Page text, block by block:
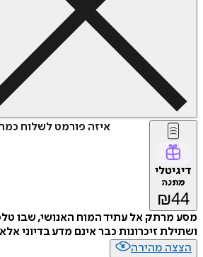
איזה פורמט לשלוח
דיגיטלי
מתנה
₪44
מסע מרתק אל עתיד המוח האנושי, שבו
ושתילת זיכרונות כבר אינם מדע בדיוני
הצצה מהירה